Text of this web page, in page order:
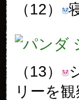
（12）
（13）
リーを観